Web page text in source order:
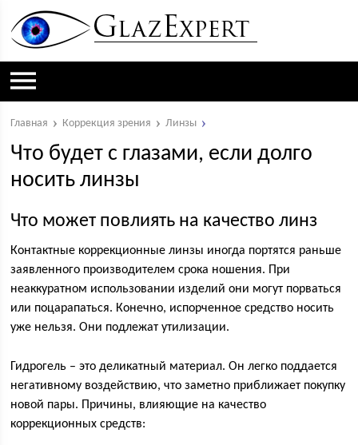
Главная Коррекция зрения Линзы
Что будет с глазами, если долго
носить линзы
Что может повлиять на качество линз
Контактные коррекционные линзы иногда портятся раньше
заявленного производителем срока ношения. При
неаккуратном использовании изделий они могут порваться
или поцарапаться. Конечно, испорченное средство носить
уже нельзя. Они подлежат утилизации.
Гидрогель – это деликатный материал. Он легко поддается
негативному воздействию, что заметно приближает покупку
новой пары. Причины, влияющие на качество
коррекционных средств: